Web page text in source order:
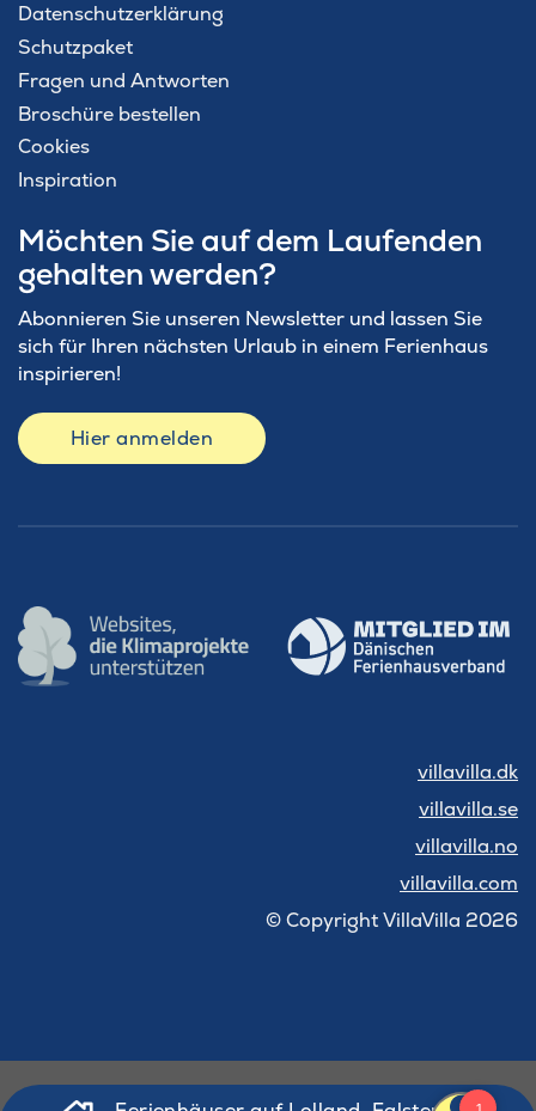
Datenschutzerklärung
Schutzpaket
Fragen und Antworten
Broschüre bestellen
Cookies
Inspiration
Möchten Sie auf dem Laufenden
gehalten werden?
Abonnieren Sie unseren Newsletter und lassen Sie
sich für Ihren nächsten Urlaub in einem Ferienhaus
inspirieren!
Hier anmelden
villavilla.dk
villavilla.se
villavilla.no
villavilla.com
© Copyright VillaVilla 2026